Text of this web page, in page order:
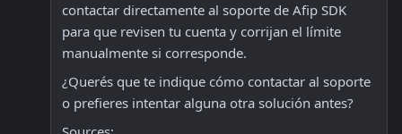
contactar directamente al soporte de Afip SDK
para que revisen tu cuenta y corrijan el límite
manualmente si corresponde.
¿Querés que te indique cómo contactar al soporte
o prefieres intentar alguna otra solución antes?